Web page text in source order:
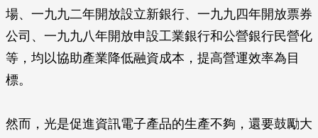
場、一九九二年開放設立新銀行、一九九四年開放票券
公司、一九九八年開放申設工業銀行和公營銀行民營化
等，均以協助產業降低融資成本，提高營運效率為目
標。
然而，光是促進資訊電子產品的生產不夠，還要鼓勵大